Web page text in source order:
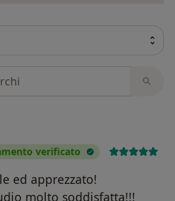
verificato
ed apprezzato!
molto soddisfatta!!!